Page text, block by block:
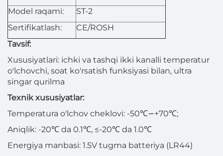
Model raqami:
ST-2
Sertifikatlash:
CE/ROSH
Tavsif:
Xususiyatlari: ichki va tashqi ikki kanalli temperatur
o'lchovchi, soat ko'rsatish funksiyasi bilan, ultra
singar qurilma
Texnik xususiyatlar:
Temperatura o'lchov cheklovi: -50℃∽+70℃;
Aniqlik: -20℃ da 0.1℃, ≤-20℃ da 1.0℃
Energiya manbasi: 1.5V tugma batteriya (LR44)